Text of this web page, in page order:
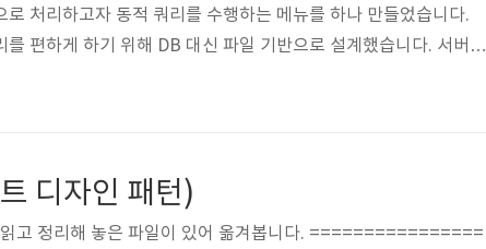
처리하고자 동적 쿼리를 수행하는 메뉴를 하나 만들었습니다.
편하게 하기 위해 DB 대신 파일 기반으로 설계했습니다. 서버에
담은 sql 파일을 읽어 엑셀로 다운로드 받을 수 있는 기능입니다.
디자인 패턴)
고 정리해 놓은 파일이 있어 옮겨봅니다. ================